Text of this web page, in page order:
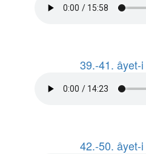
39.-41. âyet-
42.-50. âyet-